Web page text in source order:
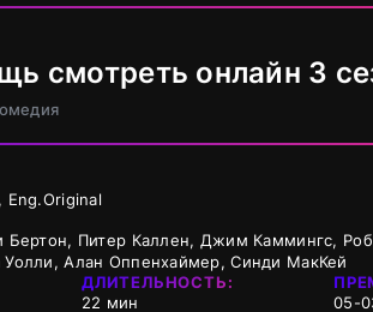
смотреть онлайн 3
Бертон, Питер Каллен, Джим Каммингс,
Алан Оппенхаймер, Синди МакКей
ДЛИТЕЛЬНОСТЬ:
22 мин
05-